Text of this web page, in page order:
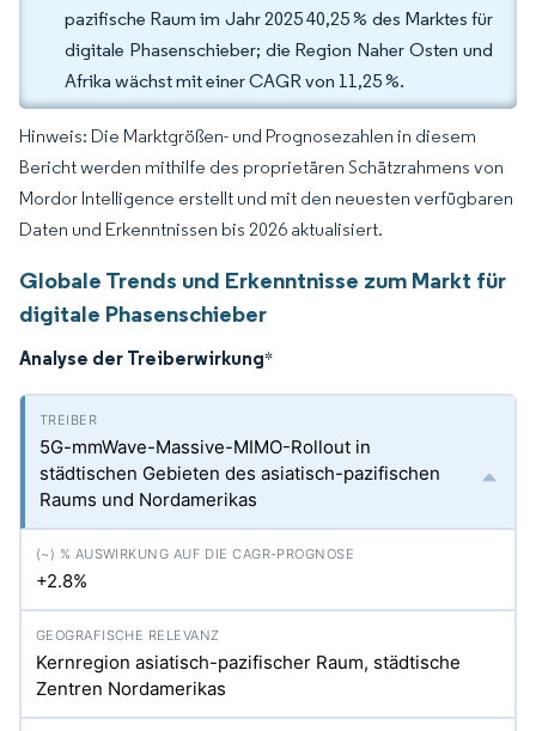
pazifische Raum im Jahr 2025 40,25 % des Marktes für
digitale Phasenschieber; die Region Naher Osten und
Afrika wächst mit einer CAGR von 11,25 %.
Hinweis: Die Marktgrößen- und Prognosezahlen in diesem
Bericht werden mithilfe des proprietären Schätzrahmens von
Mordor Intelligence erstellt und mit den neuesten verfügbaren
Daten und Erkenntnissen bis 2026 aktualisiert.
Globale Trends und Erkenntnisse zum Markt für
digitale Phasenschieber
Analyse der Treiberwirkung*
5G-mmWave-Massive-MIMO-Rollout in
städtischen Gebieten des asiatisch-pazifischen
Raums und Nordamerikas
+2.8%
Kernregion asiatisch-pazifischer Raum, städtische
Zentren Nordamerikas